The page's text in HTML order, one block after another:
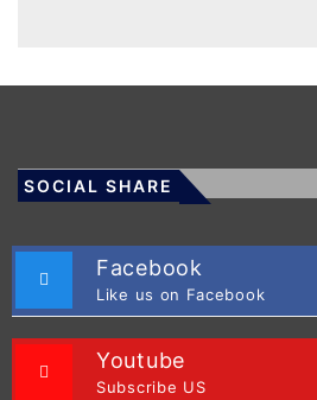
SOCIAL SHARE
Facebook
Like us on Facebook
Youtube
Subscribe US